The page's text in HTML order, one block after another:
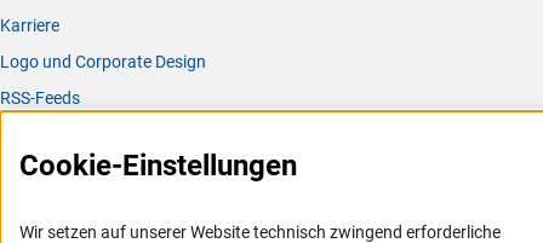
Karriere
Logo und Corporate Design
RSS-Feeds
Vergabeverfahren
Cookie-Einstellungen
Wir setzen auf unserer Website technisch zwingend erforderliche